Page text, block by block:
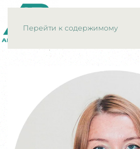
Перейти к содержимому